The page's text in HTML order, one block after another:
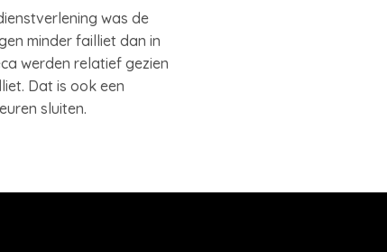
was de
minder failliet dan in
werden relatief gezien
Dat is ook een
sluiten.